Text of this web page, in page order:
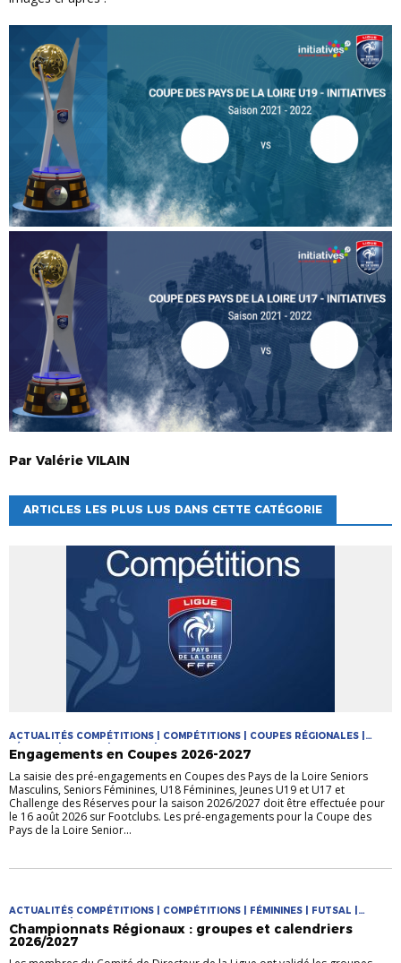
Par Valérie VILAIN
ARTICLES LES PLUS LUS DANS CETTE CATÉGORIE
ACTUALITÉS COMPÉTITIONS | COMPÉTITIONS | COUPES RÉGIONALES |
FÉMININE | FUTSAL | JEUNES | MASCULIN
Engagements en Coupes 2026-2027
La saisie des pré-engagements en Coupes des Pays de la Loire Seniors
Masculins, Seniors Féminines, U18 Féminines, Jeunes U19 et U17 et
Challenge des Réserves pour la saison 2026/2027 doit être effectuée pour
le 16 août 2026 sur Footclubs. Les pré-engagements pour la Coupe des
Pays de la Loire Senior...
ACTUALITÉS COMPÉTITIONS | COMPÉTITIONS | FÉMININES | FUTSAL |
PRATIQUES | PRATIQUES JEUNES
Championnats Régionaux : groupes et calendriers
2026/2027